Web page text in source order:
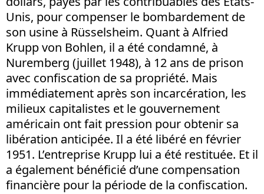
Unis, pour compenser le bombardement de
son usine à Rüsselsheim. Quant à Alfried
Krupp von Bohlen, il a été condamné, à
Nuremberg (juillet 1948), à 12 ans de prison
avec confiscation de sa propriété. Mais
immédiatement après son incarcération, les
milieux capitalistes et le gouvernement
américain ont fait pression pour obtenir sa
libération anticipée. Il a été libéré en février
1951. L’entreprise Krupp lui a été restituée. Et il
a également bénéficié d’une compensation
financière pour la période de la confiscation.